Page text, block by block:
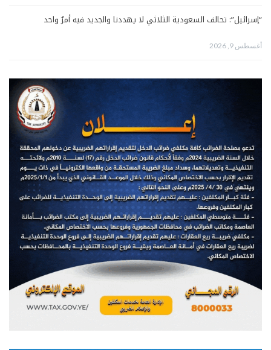
“إسرائيل”: تحالف السعودية الثلاثي لا يهددنا والجديد فيه أمرٌ واحد
أغسطس 9, 2026